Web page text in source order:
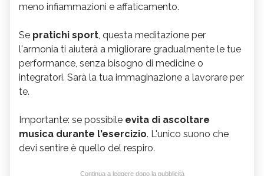
meno infiammazioni e affaticamento.
Se pratichi sport, questa meditazione per
l'armonia ti aiuterà a migliorare gradualmente le tue
performance, senza bisogno di medicine o
integratori. Sarà la tua immaginazione a lavorare per
te.
Importante: se possibile evita di ascoltare
musica durante l'esercizio. L'unico suono che
devi sentire è quello del respiro.
Continua a leggere dopo la pubblicità